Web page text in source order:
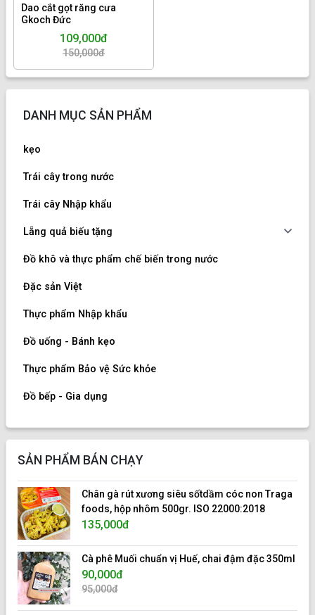
Dao cắt gọt răng cưa
Gkoch Đức
109,000đ
150,000đ
DANH MỤC SẢN PHẨM
kẹo
Trái cây trong nước
Trái cây Nhập khẩu
Lẵng quả biếu tặng
Đồ khô và thực phẩm chế biến trong nước
Đặc sản Việt
Thực phẩm Nhập khẩu
Đồ uống - Bánh kẹo
Thực phẩm Bảo vệ Sức khỏe
Đồ bếp - Gia dụng
SẢN PHẨM BÁN CHẠY
Chân gà rút xương siêu sốtdầm cóc non Traga
foods, hộp nhôm 500gr. ISO 22000:2018
135,000đ
Cà phê Muối chuẩn vị Huế, chai đậm đặc 350ml
90,000đ
95,000đ